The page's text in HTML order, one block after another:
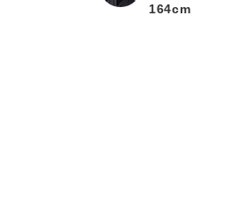
164cm